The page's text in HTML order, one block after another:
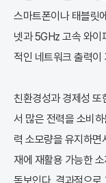
스마트폰이나 태블릿
넷과 5GHz 고속 와이
적인 네트워크 출력이
친환경성과 경제성 또
서 많은 전력을 소비
력 소모량을 유지하면
재에 재활용 가능한